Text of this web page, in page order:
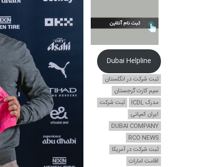
Dubai Helpline
ثبت شرکت در انگلستان
سیم کارت گرجستان
مدرک ICDL
ثبت شرکت
ایران کمپانی
DUBAI COMPANY
RCO NEWS
ثبت شرکت در آمریکا
اقامت امارات